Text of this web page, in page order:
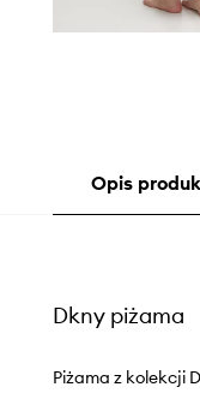
Opis
Dkny piżama
Piżama z kolekcji